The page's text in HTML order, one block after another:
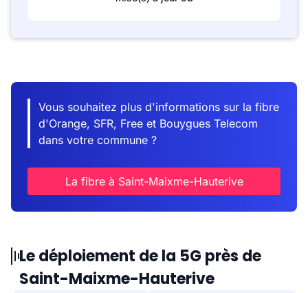
Vous souhaitez plus d'informations sur la fibre
d'Orange, SFR, Free et Bouygues Telecom
dans votre commune ?
La fibre à Saint-Maixme-Hauterive
Le déploiement de la 5G près de
Saint-Maixme-Hauterive